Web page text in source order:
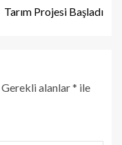
Tarım Projesi Başladı
Gerekli alanlar* ile